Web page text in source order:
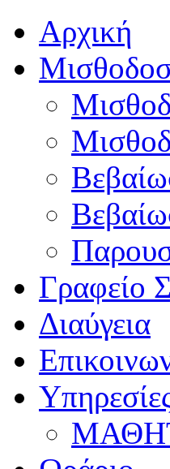
Αρχική
Γραφείο
Διαύγεια